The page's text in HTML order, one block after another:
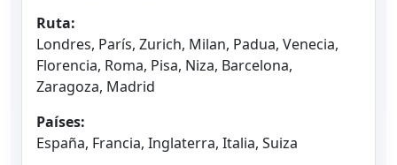
Ruta:
Londres, París, Zurich, Milan, Padua, Venecia,
Florencia, Roma, Pisa, Niza, Barcelona,
Zaragoza, Madrid
Países:
España, Francia, Inglaterra, Italia, Suiza